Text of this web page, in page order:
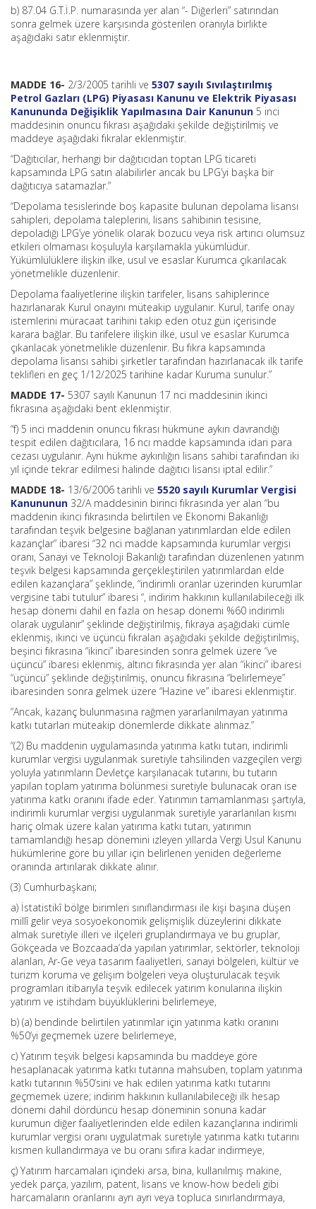
b) 87.04 G.T.İ .P. numarasında yer alan “- Diğerleri” satırından
sonra gelmek üzere karşısında gösterilen oranıyla birlikte
aşağıdaki satır eklenmiştir.
MADDE 16- 2/3/2005 tarihli ve 5307 sayılı Sıvılaştırılmış
Petrol Gazları (LPG) Piyasası Kanunu ve Elektrik Piyasası
Kanununda Değişiklik Yapılmasına Dair Kanunun 5 inci
maddesinin onuncu fıkrası aşağıdaki şekilde değiştirilmiş ve
maddeye aşağıdaki fıkralar eklenmiştir.
“Dağıtıcılar, herhangi bir dağıtıcıdan toptan LPG ticareti
kapsamında LPG satın alabilirler ancak bu LPG’yi başka bir
dağıtıcıya satamazlar.”
“Depolama tesislerinde boş kapasite bulunan depolama lisansı
sahipleri, depolama taleplerini, lisans sahibinin tesisine,
depoladığı LPG’ye yönelik olarak bozucu veya risk artırıcı olumsuz
etkileri olmaması koşuluyla karşılamakla yükümlüdür.
Yükümlülüklere ilişkin ilke, usul ve esaslar Kurumca çıkarılacak
yönetmelikle düzenlenir.
Depolama faaliyetlerine ilişkin tarifeler, lisans sahiplerince
hazırlanarak Kurul onayını müteakip uygulanır. Kurul, tarife onay
istemlerini müracaat tarihini takip eden otuz gün içerisinde
karara bağlar. Bu tarifelere ilişkin ilke, usul ve esaslar Kurumca
çıkarılacak yönetmelikle düzenlenir. Bu fıkra kapsamında
depolama lisansı sahibi şirketler tarafından hazırlanacak ilk tarife
teklifleri en geç 1/12/2025 tarihine kadar Kuruma sunulur.”
MADDE 17- 5307 sayılı Kanunun 17 nci maddesinin ikinci
fıkrasına aşağıdaki bent eklenmiştir.
“f) 5 inci maddenin onuncu fıkrası hükmüne aykırı davrandığı
tespit edilen dağıtıcılara, 16 ncı madde kapsamında idari para
cezası uygulanır. Aynı hükme aykırılığın lisans sahibi tarafından iki
yıl içinde tekrar edilmesi halinde dağıtıcı lisansı iptal edilir.”
MADDE 18- 13/6/2006 tarihli ve 5520 sayılı Kurumlar Vergisi
Kanununun 32/A maddesinin birinci fıkrasında yer alan “bu
maddenin ikinci fıkrasında belirtilen ve Ekonomi Bakanlığı
tarafından teşvik belgesine bağlanan yatırımlardan elde edilen
kazançlar” ibaresi “32 nci madde kapsamında kurumlar vergisi
oranı, Sanayi ve Teknoloji Bakanlığı tarafından düzenlenen yatırım
teşvik belgesi kapsamında gerçekleştirilen yatırımlardan elde
edilen kazançlara” şeklinde, “indirimli oranlar üzerinden kurumlar
vergisine tabi tutulur” ibaresi “, indirim hakkının kullanılabileceği ilk
hesap dönemi dahil en fazla on hesap dönemi %60 indirimli
olarak uygulanır” şeklinde değiştirilmiş, fıkraya aşağıdaki cümle
eklenmiş, ikinci ve üçüncü fıkraları aşağıdaki şekilde değiştirilmiş,
beşinci fıkrasına “ikinci” ibaresinden sonra gelmek üzere “ve
üçüncü” ibaresi eklenmiş, altıncı fıkrasında yer alan “ikinci” ibaresi
“üçüncü” şeklinde değiştirilmiş, onuncu fıkrasına “belirlemeye”
ibaresinden sonra gelmek üzere “Hazine ve” ibaresi eklenmiştir.
“Ancak, kazanç bulunmasına rağmen yararlanılmayan yatırıma
katkı tutarları müteakip dönemlerde dikkate alınmaz.”
“(2) Bu maddenin uygulamasında yatırıma katkı tutarı, indirimli
kurumlar vergisi uygulanmak suretiyle tahsilinden vazgeçilen vergi
yoluyla yatırımların Devletçe karşılanacak tutarını, bu tutarın
yapılan toplam yatırıma bölünmesi suretiyle bulunacak oran ise
yatırıma katkı oranını ifade eder. Yatırımın tamamlanması şartıyla,
indirimli kurumlar vergisi uygulanmak suretiyle yararlanılan kısmı
hariç olmak üzere kalan yatırıma katkı tutarı, yatırımın
tamamlandığı hesap dönemini izleyen yıllarda Vergi Usul Kanunu
hükümlerine göre bu yıllar için belirlenen yeniden değerleme
oranında artırılarak dikkate alınır.
(3) Cumhurbaşkanı;
a) İstatistikî bölge birimleri sınıflandırması ile kişi başına düşen
millî gelir veya sosyoekonomik gelişmişlik düzeylerini dikkate
almak suretiyle illeri ve ilçeleri gruplandırmaya ve bu gruplar,
Gökçeada ve Bozcaada’da yapılan yatırımlar, sektörler, teknoloji
alanları, Ar-Ge veya tasarım faaliyetleri, sanayi bölgeleri, kültür ve
turizm koruma ve gelişim bölgeleri veya oluşturulacak teşvik
programları itibarıyla teşvik edilecek yatırım konularına ilişkin
yatırım ve istihdam büyüklüklerini belirlemeye,
b) (a) bendinde belirtilen yatırımlar için yatırıma katkı oranını
%50’yi geçmemek üzere belirlemeye,
c) Yatırım teşvik belgesi kapsamında bu maddeye göre
hesaplanacak yatırıma katkı tutarına mahsuben, toplam yatırıma
katkı tutarının %50’sini ve hak edilen yatırıma katkı tutarını
geçmemek üzere; indirim hakkının kullanılabileceği ilk hesap
dönemi dahil dördüncü hesap döneminin sonuna kadar
kurumun diğer faaliyetlerinden elde edilen kazançlarına indirimli
kurumlar vergisi oranı uygulatmak suretiyle yatırıma katkı tutarını
kısmen kullandırmaya ve bu oranı sıfıra kadar indirmeye,
ç) Yatırım harcamaları içindeki arsa, bina, kullanılmış makine,
yedek parça, yazılım, patent, lisans ve know-how bedeli gibi
harcamaların oranlarını ayrı ayrı veya topluca sınırlandırmaya,